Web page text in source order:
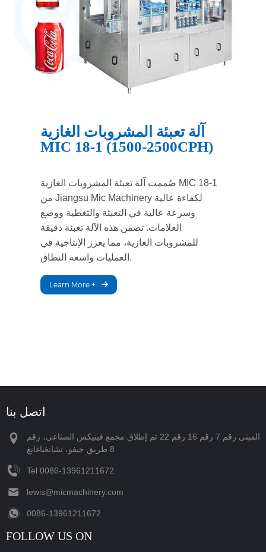
آلة تعبئة المشروبات الغازية
MIC 18-1 (1500-2500CPH)
صُممت آلة تعبئة المشروبات الغازية MIC 18-1
من Jiangsu Mic Machinery لكفاءة عالية
وسرعة عالية في التعبئة والتغطية ووضع
العلامات. تضمن هذه الآلة تعبئة دقيقة
للمشروبات الغازية، مما يعزز الإنتاجية في
العمليات واسعة النطاق.
Learn More +
اتصل بنا
المبنى رقم 7 رقم 16 رقم 22 تم إطلاق مجمع فينيكس الصناعي، رقم
8 طريق جيفو، تشانغياغانغ
Tel ‪0086-13961211672‬
lewis@micmachinery.com
‪0086-13961211672‬
FOLLOW US ON